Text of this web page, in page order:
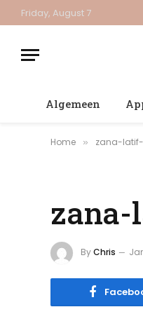
Friday, August 7
Algemeen
Home » zana-latif-
zana-
ByChris